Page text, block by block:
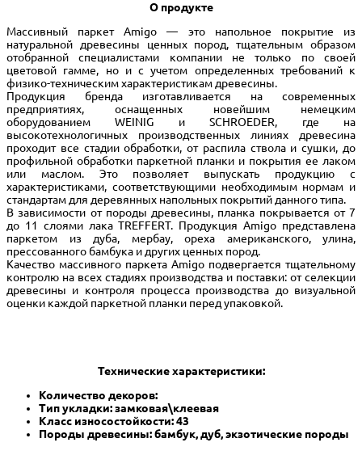
О продукте
Массивный паркет Amigo — это напольное покрытие из
натуральной древесины ценных пород, тщательным образом
отобранной специалистами компании не только по своей
цветовой гамме, но и с учетом определенных требований к
физико-техническим характеристикам древесины.
Продукция бренда изготавливается на современных
предприятиях, оснащенных новейшим немецким
оборудованием WEINIG и SCHROEDER, где на
высокотехнологичных производственных линиях древесина
проходит все стадии обработки, от распила ствола и сушки, до
профильной обработки паркетной планки и покрытия ее лаком
или маслом. Это позволяет выпускать продукцию с
характеристиками, соответствующими необходимым нормам и
стандартам для деревянных напольных покрытий данного типа.
В зависимости от породы древесины, планка покрывается от 7
до 11 слоями лака TREFFERT. Продукция Amigo представлена
паркетом из дуба, мербау, ореха американского, улина,
прессованного бамбука и других ценных пород.
Качество массивного паркета Amigo подвергается тщательному
контролю на всех стадиях производства и поставки: от селекции
древесины и контроля процесса производства до визуальной
оценки каждой паркетной планки перед упаковкой.
Технические характеристики:
Количество декоров:
Тип укладки: замковая\клеевая
Класс износостойкости: 43
Породы древесины: бамбук, дуб, экзотические породы